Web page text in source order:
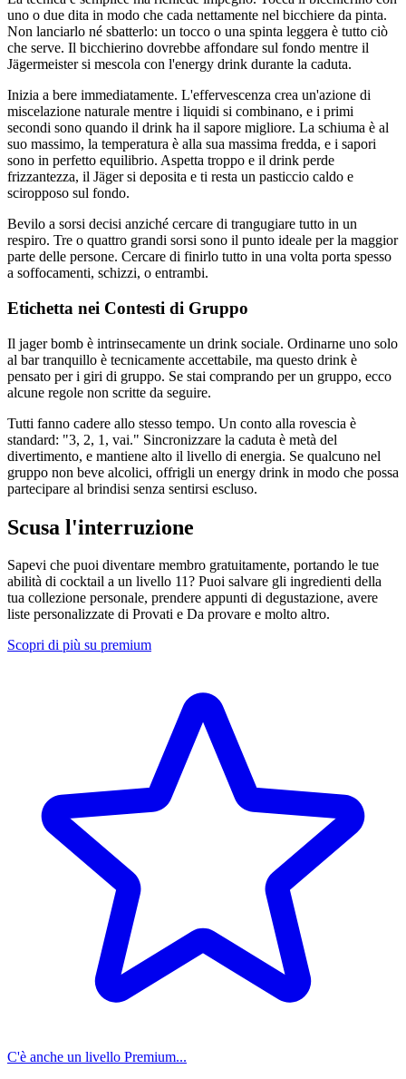
uno o due dita in modo che cada nettamente nel bicchiere da pinta.
Non lanciarlo né sbatterlo: un tocco o una spinta leggera è tutto ciò
che serve. Il bicchierino dovrebbe affondare sul fondo mentre il
Jägermeister si mescola con l'energy drink durante la caduta.
Inizia a bere immediatamente. L'effervescenza crea un'azione di
miscelazione naturale mentre i liquidi si combinano, e i primi
secondi sono quando il drink ha il sapore migliore. La schiuma è al
suo massimo, la temperatura è alla sua massima fredda, e i sapori
sono in perfetto equilibrio. Aspetta troppo e il drink perde
frizzantezza, il Jäger si deposita e ti resta un pasticcio caldo e
sciropposo sul fondo.
Bevilo a sorsi decisi anziché cercare di trangugiare tutto in un
respiro. Tre o quattro grandi sorsi sono il punto ideale per la maggior
parte delle persone. Cercare di finirlo tutto in una volta porta spesso
a soffocamenti, schizzi, o entrambi.
Etichetta nei Contesti di Gruppo
Il jager bomb è intrinsecamente un drink sociale. Ordinarne uno solo
al bar tranquillo è tecnicamente accettabile, ma questo drink è
pensato per i giri di gruppo. Se stai comprando per un gruppo, ecco
alcune regole non scritte da seguire.
Tutti fanno cadere allo stesso tempo. Un conto alla rovescia è
standard: "3, 2, 1, vai." Sincronizzare la caduta è metà del
divertimento, e mantiene alto il livello di energia. Se qualcuno nel
gruppo non beve alcolici, offrigli un energy drink in modo che possa
partecipare al brindisi senza sentirsi escluso.
Scusa l'interruzione
Sapevi che puoi diventare membro gratuitamente, portando le tue
abilità di cocktail a un livello 11? Puoi salvare gli ingredienti della
tua collezione personale, prendere appunti di degustazione, avere
liste personalizzate di Provati e Da provare e molto altro.
Scopri di più su premium
C'è anche un livello Premium...